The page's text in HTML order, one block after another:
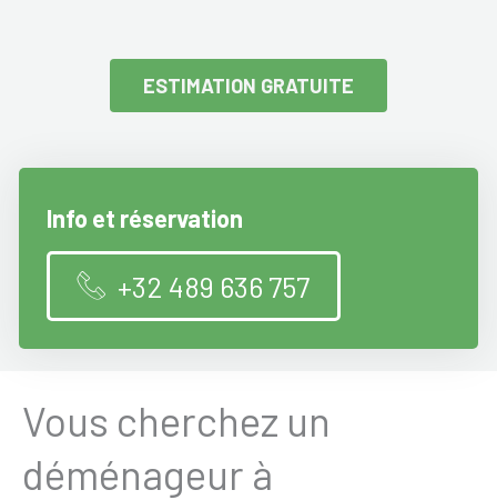
ESTIMATION GRATUITE
Info et réservation
+32 489 636 757
Vous cherchez un
déménageur à